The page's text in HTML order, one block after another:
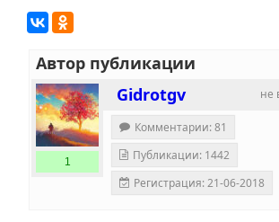
Автор публикации
не
Gidrotgv
1
Комментарии: 81
Публикации: 1442
Регистрация: 21-06-2018